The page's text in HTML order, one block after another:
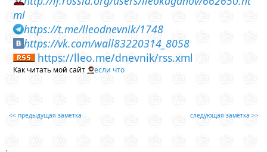
ml
https://t.me/lleodnevnik/1748
https://vk.com/wall83220314_8058
https://lleo.me/dnevnik/rss.xml
Как читать мой сайт если что
<< предыдущая заметка следующая заметка >>